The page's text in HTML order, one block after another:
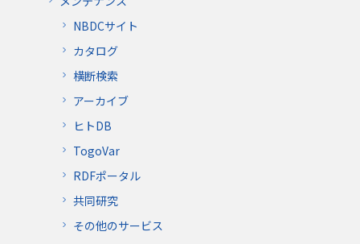
NBDCサイト
カタログ
横断検索
アーカイブ
ヒトDB
TogoVar
RDFポータル
共同研究
その他のサービス